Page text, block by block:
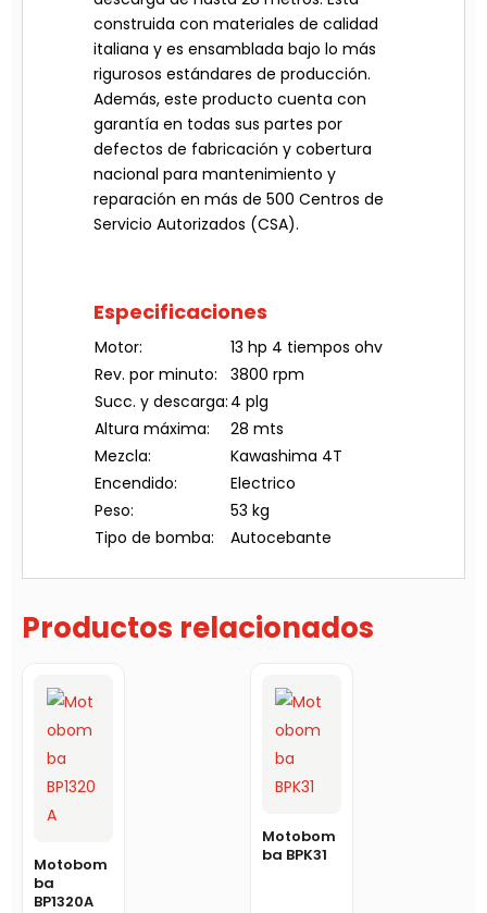
construida con materiales de calidad
italiana y es ensamblada bajo lo más
rigurosos estándares de producción.
Además, este producto cuenta con
garantía en todas sus partes por
defectos de fabricación y cobertura
nacional para mantenimiento y
reparación en más de 500 Centros de
Servicio Autorizados (CSA).
Especificaciones
Motor:
13 hp 4 tiempos ohv
Rev. por minuto:
3800 rpm
Succ. y descarga: 4 plg
Altura máxima:
28 mts
Mezcla:
Kawashima 4T
Encendido:
Electrico
Peso:
53 kg
Tipo de bomba:
Autocebante
Productos relacionados
Motobom
ba
BP1320A
Motobom
ba BPK31